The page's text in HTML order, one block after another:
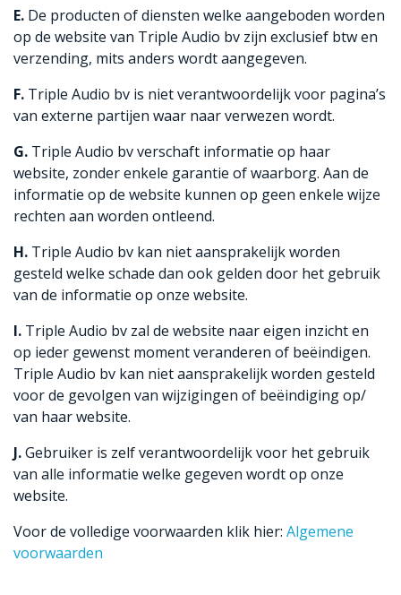
E. De producten of diensten welke aangeboden worden
op de website van Triple Audio bv zijn exclusief btw en
verzending, mits anders wordt aangegeven.
F. Triple Audio bv is niet verantwoordelijk voor pagina’s
van externe partijen waar naar verwezen wordt.
G. Triple Audio bv verschaft informatie op haar
website, zonder enkele garantie of waarborg. Aan de
informatie op de website kunnen op geen enkele wijze
rechten aan worden ontleend.
H. Triple Audio bv kan niet aansprakelijk worden
gesteld welke schade dan ook gelden door het gebruik
van de informatie op onze website.
I. Triple Audio bv zal de website naar eigen inzicht en
op ieder gewenst moment veranderen of beëindigen.
Triple Audio bv kan niet aansprakelijk worden gesteld
voor de gevolgen van wijzigingen of beëindiging op/
van haar website.
J.Gebruiker is zelf verantwoordelijk voor het gebruik
van alle informatie welke gegeven wordt op onze
website.
Voor de volledige voorwaarden klik hier: Algemene
voor​waarden